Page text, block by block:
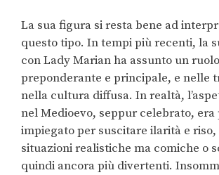
La sua figura si resta bene ad
questo tipo. In tempi più recenti, la
con Lady Marian ha assunto un ruolo
preponderante e principale, e nelle
nella cultura diffusa. In realtà,
nel Medioevo, seppur celebrato, era
impiegato per suscitare ilarità e
situazioni realistiche ma comiche o
quindi ancora più divertenti.